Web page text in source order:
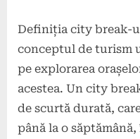
Definiția city break-
conceptul de turism
pe explorarea
acestea. Un city
de scurtă durată,
până la o